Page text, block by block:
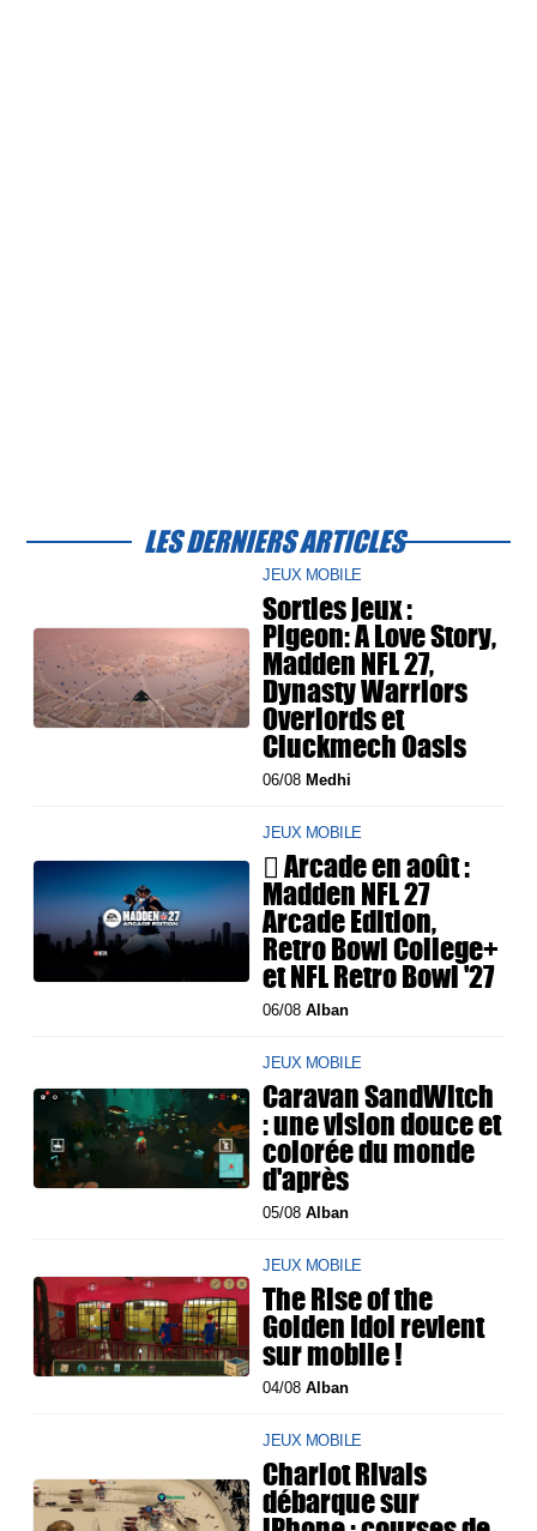
LES DERNIERS ARTICLES
JEUX MOBILE
Sorties jeux :
Pigeon: A Love Story,
Madden NFL 27,
Dynasty Warriors
Overlords et
Cluckmech Oasis
06/08 Medhi
JEUX MOBILE
 Arcade en août :
Madden NFL 27
Arcade Edition,
Retro Bowl College+
et NFL Retro Bowl '27
06/08Alban
JEUX MOBILE
Caravan SandWitch
: une vision douce et
colorée du monde
d'après
05/08Alban
JEUX MOBILE
The Rise of the
Golden Idol revient
sur mobile !
04/08Alban
JEUX MOBILE
Chariot Rivals
débarque sur